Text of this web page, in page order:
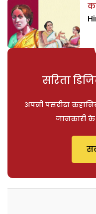
सरिता
अपनी पसंदीदा
जानकारी